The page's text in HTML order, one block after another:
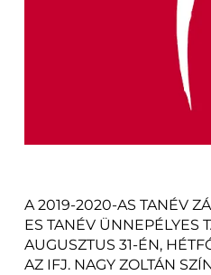
A 2019-2020-AS TANÉV
ES TANÉV ÜNNEPÉLYES
AUGUSZTUS 31-ÉN,
AZ IFJ. NAGY ZOLTÁN